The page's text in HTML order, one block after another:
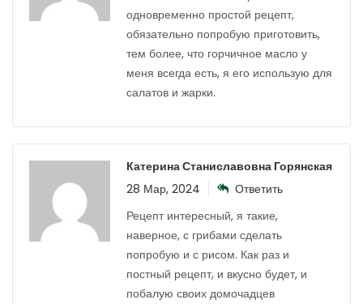
одновременно простой рецепт,
обязательно попробую приготовить,
тем более, что горчичное масло у
меня всегда есть, я его использую для
салатов и жарки.
Катерина Станиславовна Горянская
28 Мар, 2024
Ответить
Рецепт интересный, я такие,
наверное, с грибами сделать
попробую и с рисом. Как раз и
постный рецепт, и вкусно будет, и
побалую своих домочадцев